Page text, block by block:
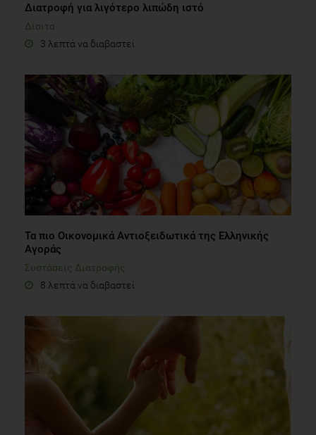
Διατροφή για λιγότερο λιπώδη ιστό
Δίαιτα
3 λεπτά να διαβαστεί
Τα πιο Οικονομικά Αντιοξειδωτικά της Ελληνικής
Αγοράς
Συστάσεις Διατροφής
8 λεπτά να διαβαστεί